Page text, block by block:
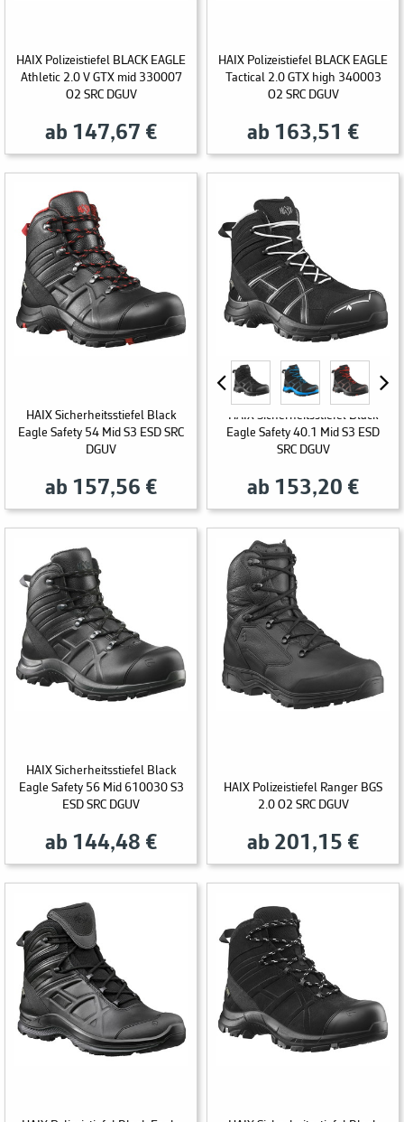
HAIX Polizeistiefel BLACK EAGLE
Athletic 2.0 V GTX mid 330007
O2 SRC DGUV
ab 147,67 €
HAIX Polizeistiefel BLACK EAGLE
Tactical 2.0 GTX high 340003
O2 SRC DGUV
ab 163,51 €
HAIX Sicherheitsstiefel Black
Eagle Safety 54 Mid S3 ESD SRC
DGUV
ab 157,56 €
HAIX Sicherheitsstiefel Black
Eagle Safety 40.1 Mid S3 ESD
SRC DGUV
ab 153,20 €
HAIX Sicherheitsstiefel Black
Eagle Safety 56 Mid 610030 S3
ESD SRC DGUV
ab 144,48 €
HAIX Polizeistiefel Ranger BGS
2.0 O2 SRC DGUV
ab 201,15 €